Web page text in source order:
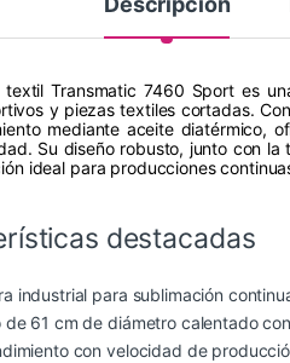
textil Transmatic 7460 Sport es
y piezas textiles cortadas.
mediante aceite diatérmico,
Su diseño robusto, junto con
ideal para producciones
destacadas
industrial para sublimación
de 61 cm de diámetro calentado
con velocidad de